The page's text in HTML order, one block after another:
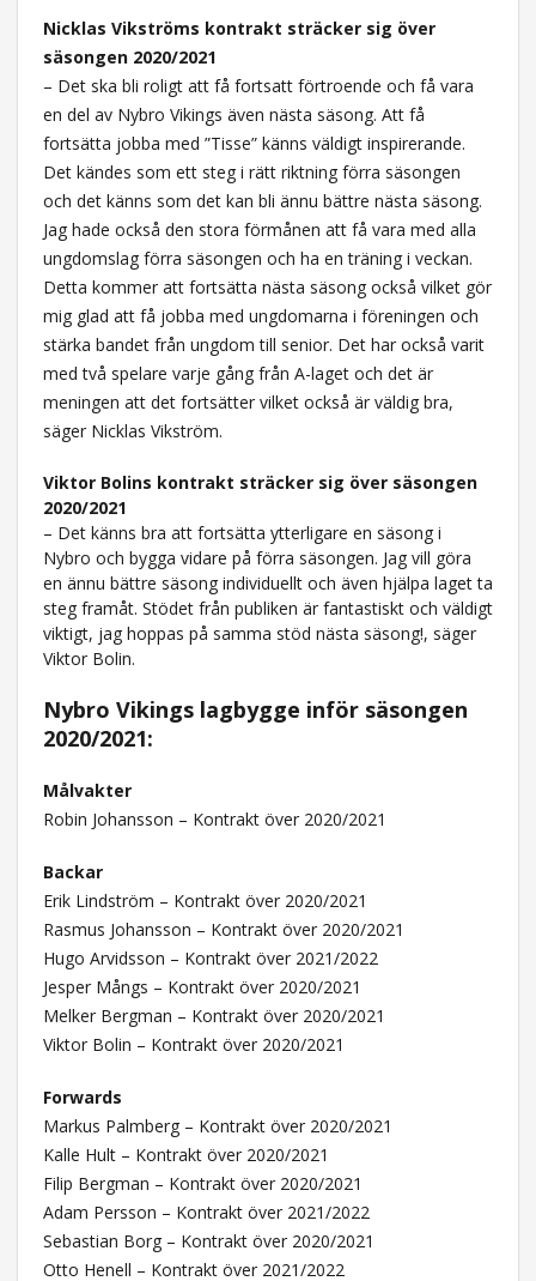
Nicklas Vikströms kontrakt sträcker sig över
säsongen 2020/2021
– Det ska bli roligt att få fortsatt förtroende och få vara
en del av Nybro Vikings även nästa säsong. Att få
fortsätta jobba med ”Tisse” känns väldigt inspirerande.
Det kändes som ett steg i rätt riktning förra säsongen
och det känns som det kan bli ännu bättre nästa säsong.
Jag hade också den stora förmånen att få vara med alla
ungdomslag förra säsongen och ha en träning i veckan.
Detta kommer att fortsätta nästa säsong också vilket gör
mig glad att få jobba med ungdomarna i föreningen och
stärka bandet från ungdom till senior. Det har också varit
med två spelare varje gång från A-laget och det är
meningen att det fortsätter vilket också är väldig bra,
säger Nicklas Vikström.
Viktor Bolins kontrakt sträcker sig över säsongen
2020/2021
– Det känns bra att fortsätta ytterligare en säsong i
Nybro och bygga vidare på förra säsongen. Jag vill göra
en ännu bättre säsong individuellt och även hjälpa laget ta
steg framåt. Stödet från publiken är fantastiskt och väldigt
viktigt, jag hoppas på samma stöd nästa säsong!, säger
Viktor Bolin.
Nybro Vikings lagbygge inför säsongen
2020/2021:
Målvakter
Robin Johansson – Kontrakt över 2020/2021
Backar
Erik Lindström – Kontrakt över 2020/2021
Rasmus Johansson – Kontrakt över 2020/2021
Hugo Arvidsson – Kontrakt över 2021/2022
Jesper Mångs – Kontrakt över 2020/2021
Melker Bergman – Kontrakt över 2020/2021
Viktor Bolin – Kontrakt över 2020/2021
Forwards
Markus Palmberg – Kontrakt över 2020/2021
Kalle Hult – Kontrakt över 2020/2021
Filip Bergman – Kontrakt över 2020/2021
Adam Persson – Kontrakt över 2021/2022
Sebastian Borg – Kontrakt över 2020/2021
Otto Henell – Kontrakt över 2021/2022